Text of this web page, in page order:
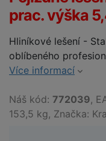
prac. výška
Hliníkové lešení -
oblíbeného
Více informací
Náš kód: 772039,
153,5 kg, Značka: